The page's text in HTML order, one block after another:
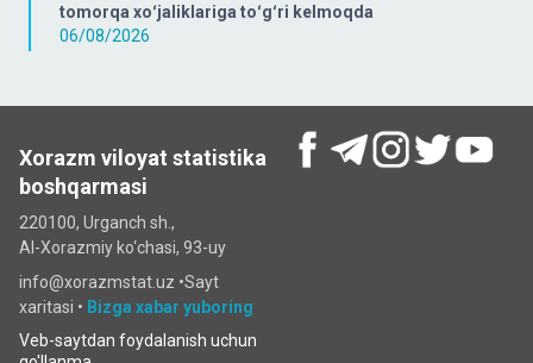
tomorqa xoʻjaliklariga toʻgʻri kelmoqda
06/08/2026
Xorazm viloyat statistika
boshqarmasi
220100, Urganch sh.,
Al-Xorazmiy ko‘chаsi, 93-uy
info@xorazmstat.uz •Sayt
xaritasi • Bizga xabar yuboring
Veb-saytdan foydalanish uchun